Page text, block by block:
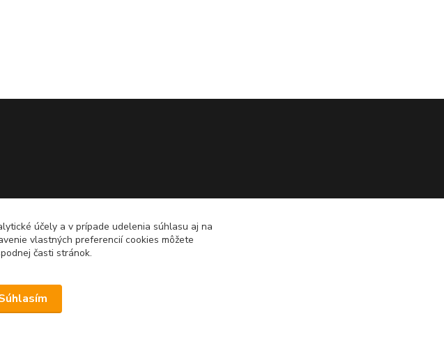
účely a v prípade udelenia súhlasu aj na
vlastných preferencií cookies môžete
časti stránok.